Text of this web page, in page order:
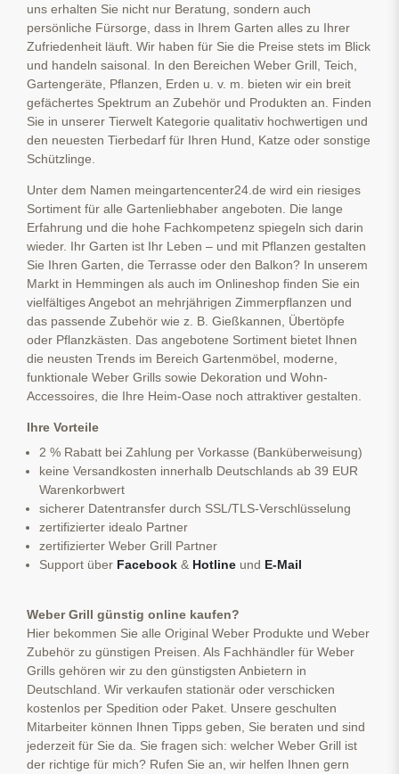
uns erhalten Sie nicht nur Beratung, sondern auch
persönliche Fürsorge, dass in Ihrem Garten alles zu Ihrer
Zufriedenheit läuft. Wir haben für Sie die Preise stets im Blick
und handeln saisonal. In den Bereichen Weber Grill, Teich,
Gartengeräte, Pflanzen, Erden u. v. m. bieten wir ein breit
gefächertes Spektrum an Zubehör und Produkten an. Finden
Sie in unserer Tierwelt Kategorie qualitativ hochwertigen und
den neuesten Tierbedarf für Ihren Hund, Katze oder sonstige
Schützlinge.
Unter dem Namen meingartencenter24.de wird ein riesiges
Sortiment für alle Gartenliebhaber angeboten. Die lange
Erfahrung und die hohe Fachkompetenz spiegeln sich darin
wieder. Ihr Garten ist Ihr Leben – und mit Pflanzen gestalten
Sie Ihren Garten, die Terrasse oder den Balkon? In unserem
Markt in Hemmingen als auch im Onlineshop finden Sie ein
vielfältiges Angebot an mehrjährigen Zimmerpflanzen und
das passende Zubehör wie z. B. Gießkannen, Übertöpfe
oder Pflanzkästen. Das angebotene Sortiment bietet Ihnen
die neusten Trends im Bereich Gartenmöbel, moderne,
funktionale Weber Grills sowie Dekoration und Wohn-
Accessoires, die Ihre Heim-Oase noch attraktiver gestalten.
Ihre Vorteile
2 % Rabatt bei Zahlung per Vorkasse (Banküberweisung)
keine Versandkosten innerhalb Deutschlands ab 39 EUR
Warenkorbwert
sicherer Datentransfer durch SSL/TLS-Verschlüsselung
zertifizierter idealo Partner
zertifizierter Weber Grill Partner
Support über Facebook & Hotline und E-Mail
Weber Grill günstig online kaufen?
Hier bekommen Sie alle Original Weber Produkte und Weber
Zubehör zu günstigen Preisen. Als Fachhändler für Weber
Grills gehören wir zu den günstigsten Anbietern in
Deutschland. Wir verkaufen stationär oder verschicken
kostenlos per Spedition oder Paket. Unsere geschulten
Mitarbeiter können Ihnen Tipps geben, Sie beraten und sind
jederzeit für Sie da. Sie fragen sich: welcher Weber Grill ist
der richtige für mich? Rufen Sie an, wir helfen Ihnen gern